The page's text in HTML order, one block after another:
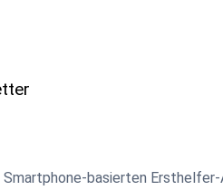
basierten